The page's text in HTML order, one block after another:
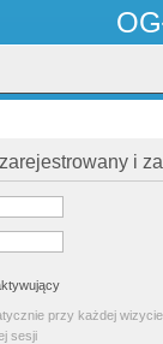
i
przy każdej wizycie
sesji